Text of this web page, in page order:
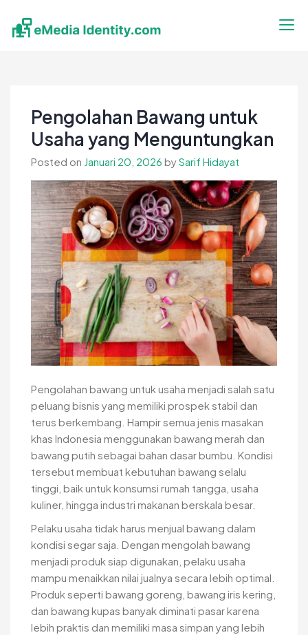
content
Pengolahan Bawang untuk
Usaha yang Menguntungkan
Posted on Januari 20, 2026 bySarif Hidayat
Pengolahan bawang untuk usaha menjadi salah satu
peluang bisnis yang memiliki prospek stabil dan
terus berkembang. Hampir semua jenis masakan
khas Indonesia menggunakan bawang merah dan
bawang putih sebagai bahan dasar bumbu. Kondisi
tersebut membuat kebutuhan bawang selalu
tinggi, baik untuk konsumsi rumah tangga, usaha
kuliner, hingga industri makanan berskala besar.
Pelaku usaha tidak harus menjual bawang dalam
kondisi segar saja. Dengan mengolah bawang
menjadi produk siap digunakan, pelaku usaha
mampu menaikkan nilai jualnya secara lebih optimal.
Produk seperti bawang goreng, bawang iris kering,
dan bawang kupas banyak diminati pasar karena
lebih praktis dan memiliki masa simpan yang lebih